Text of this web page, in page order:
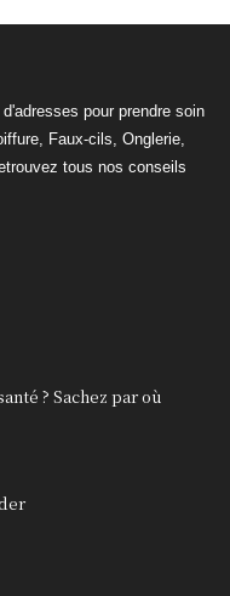
pour prendre soin
Faux-cils, Onglerie,
tous nos conseils
? Sachez par où